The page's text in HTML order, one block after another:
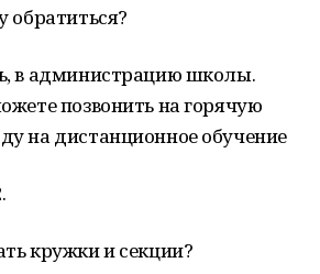
обратиться?
в администрацию школы.
позвонить на горячую
на дистанционное обучение
кружки и секции?